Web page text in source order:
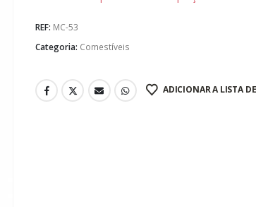
REF: MC-53
Categoria: Comestíveis
ADICIONAR A LISTA